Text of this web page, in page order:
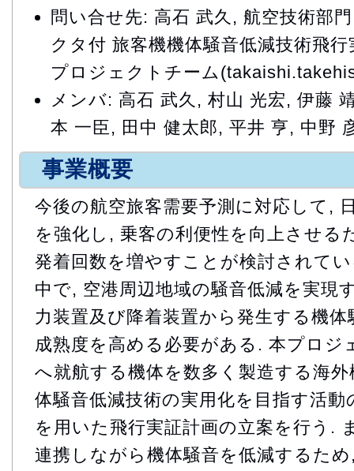
問い合せ先: 高石 武久, 航空技術部
クタ付 旅客機機体騒音低減技術飛
プロジェクトチーム
メンバ: 高石 武久, 村山 光宏, 伊藤
本 一臣, 田中 健太郎, 平井 亨, 中野
事業概要
今後の航空旅客需要予測に対応して,
を強化し, 乗客の利便性を向上させる
発着回数を増やすことが検討されて
中で, 空港周辺地域の騒音低減を実現
力装置及び降着装置から発生する機
成熟度を高める必要がある. 本プロジ
へ就航する機体を数多く製造する海
体騒音低減技術の実用化を目指す活
を用いた飛行実証計画の立案を行う.
連携しながら機体騒音を低減するた